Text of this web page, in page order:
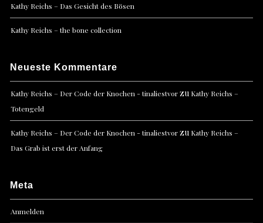
Kathy Reichs – Das Gesicht des Bösen
Kathy Reichs – the bone collection
Neueste Kommentare
Kathy Reichs – Der Code der Knochen - tinaliestvorzu Kathy Reichs –
Totengeld
Kathy Reichs – Der Code der Knochen - tinaliestvorzu Kathy Reichs –
Das Grab ist erst der Anfang
Meta
Anmelden